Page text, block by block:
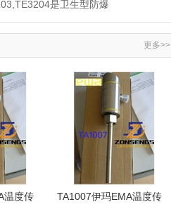
是卫生型防爆
更多>>
温度传
TA1007伊玛EMA温度传